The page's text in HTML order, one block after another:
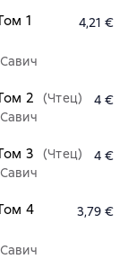
1 4,21 €
2
(Чтец)
4 €
3
(Чтец)
4 €
4 3,79 €